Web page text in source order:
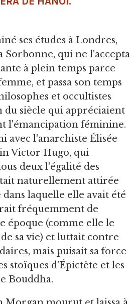
ses études à Londres,
Sorbonne, qui ne l'accepta
à plein temps parce
et passa son temps
et occultistes
du siècle qui appréciaient
l'émancipation féminine.
avec l'anarchiste Élisée
Victor Hugo, qui
deux l'égalité des
naturellement attirée
laquelle elle avait été
fréquemment de
époque (comme elle le
sa vie) et luttait contre
mais puisait sa force
stoïques d'Épictète et les
Bouddha.